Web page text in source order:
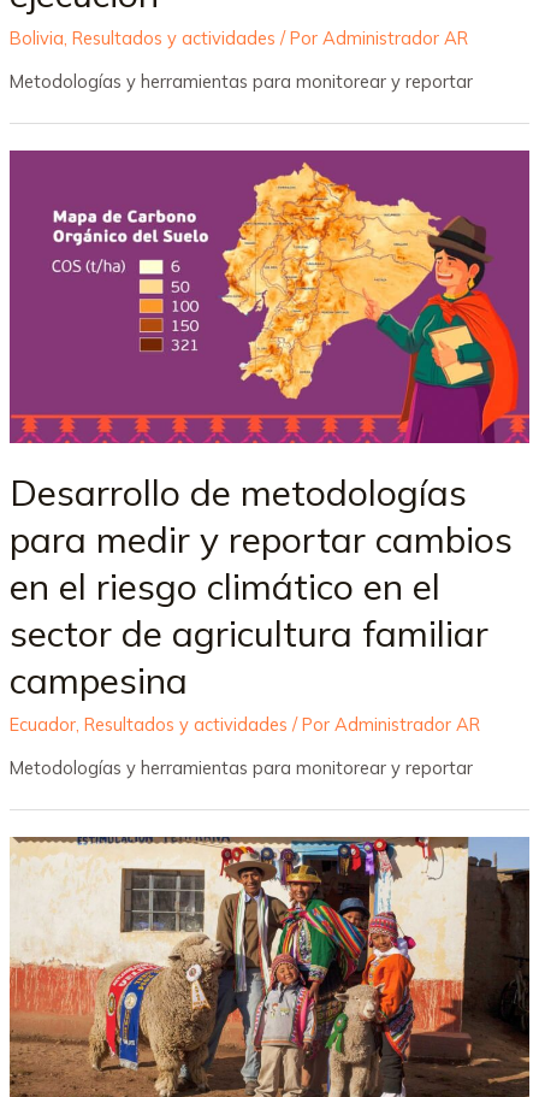
Bolivia Resultados y actividades / Por Administrador AR
Metodologías y herramientas para monitorear y reportar
Desarrollo de metodologías
para medir y reportar cambios
en el riesgo climático en el
sector de agricultura familiar
campesina
Ecuador, Resultados y actividades / Por Administrador AR
Metodologías y herramientas para monitorear y reportar